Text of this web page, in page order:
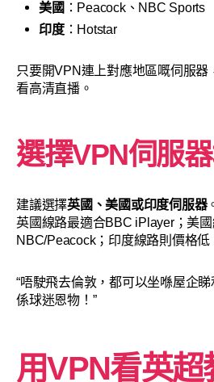
美國 ：Peacock、NBC Sports
印度：Hotstar
只要開VPN連上對應地區嘅伺服器
看高清直播。
選擇VPN伺服
建議選擇英國、美國或印度伺服器
英國線路最適合BBC iPlayer；美
NBC/Peacock；印度線路則價格低
“唔駛飛去倫敦，都可以坐喺屋企
係球迷恩物！”
用VPN看英超